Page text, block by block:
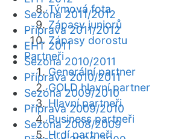
Týmová fota
Zápasy juniorů
Zápasy dorostu
Partneři
Generální partner
GOLD hlavní partner
Hlavní partneři
Business partneři
Hrdí partneři
Sezóna 2011/2012
Příprava 2011/2012
EHT 2011
Sezóna 2010/2011
Příprava 2010/2011
Sezóna 2009/2010
Příprava 2009/2010
Sezóna 2008/2009